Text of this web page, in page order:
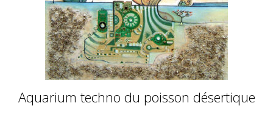
Aquarium techno du poisson désertique